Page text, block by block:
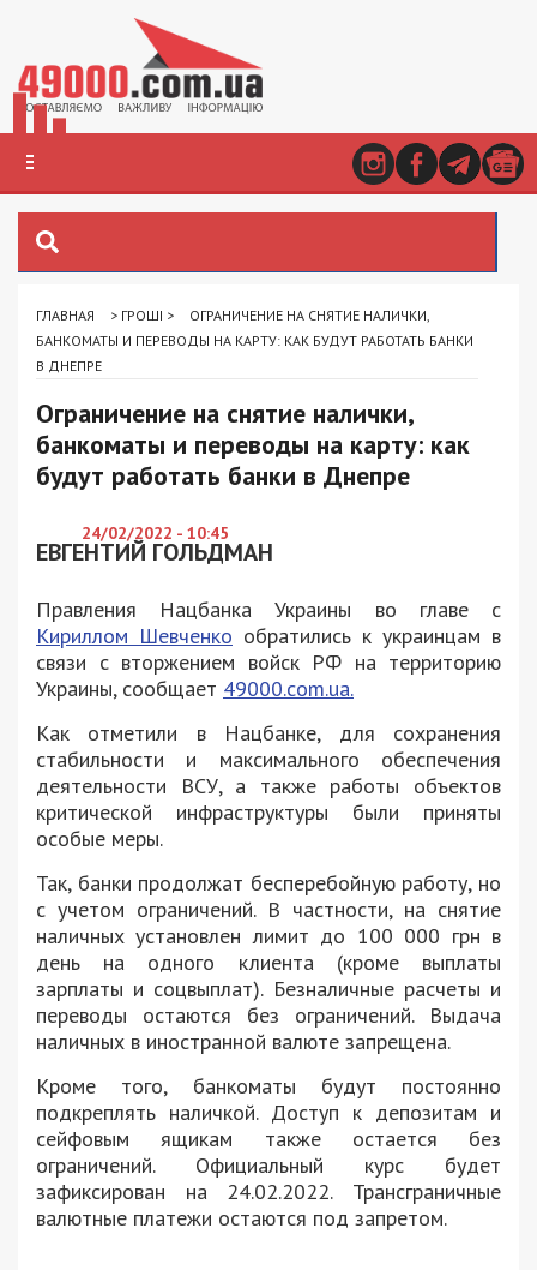
ГЛАВНАЯ > ГРОШІ >
ОГРАНИЧЕНИЕ НА СНЯТИЕ НАЛИЧКИ,
БАНКОМАТЫ И ПЕРЕВОДЫ НА КАРТУ: КАК БУДУТ РАБОТАТЬ БАНКИ
В ДНЕПРЕ
Ограничение на снятие налички,
банкоматы и переводы на карту: как
будут работать банки в Днепре
24/02/2022 - 10:45
ЕВГЕНТИЙ ГОЛЬДМАН
Правления Нацбанка Украины во главе с
Кириллом Шевченко обратились к украинцам в
связи с вторжением войск РФ на территорию
Украины, сообщает 49000.com.ua.
Как отметили в Нацбанке, для сохранения
стабильности и максимального обеспечения
деятельности ВСУ, а также работы объектов
критической инфраструктуры были приняты
особые меры.
Так, банки продолжат бесперебойную работу, но
с учетом ограничений. В частности, на снятие
наличных установлен лимит до 100 000 грн в
день на одного клиента (кроме выплаты
зарплаты и соцвыплат). Безналичные расчеты и
переводы остаются без ограничений. Выдача
наличных в иностранной валюте запрещена.
Кроме того, банкоматы будут постоянно
подкреплять наличкой. Доступ к депозитам и
сейфовым ящикам также остается без
ограничений. Официальный курс будет
зафиксирован на 24.02.2022. Трансграничные
валютные платежи остаются под запретом.